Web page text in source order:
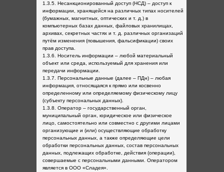
1.3.5. Несанкционированный доступ (НСД) – доступ к
информации, хранящейся на различных типах носителей
(бумажных, магнитных, оптических и т. д.) в
компьютерных базах данных, файловых хранилищах,
архивах, секретных частях и т. д. различных организаций
путём изменения (повышения, фальсификации) своих
прав доступа.
1.3.6. Носитель информации – любой материальный
объект или среда, используемый для хранения или
передачи информации.
1.3.7. Персональные данные (далее – ПДн) – любая
информация, относящаяся к прямо или косвенно
определенному или определяемому физическому лицу
(субъекту персональных данных).
1.3.8. Оператор – государственный орган,
муниципальный орган, юридическое или физическое
лицо, самостоятельно или совместно с другими лицами
организующие и (или) осуществляющие обработку
персональных данных, а также определяющие цели
обработки персональных данных, состав персональных
данных, подлежащих обработке, действия (операции),
совершаемые с персональными данными. Оператором
является в ООО «Сладея».